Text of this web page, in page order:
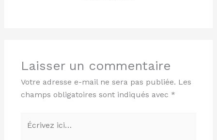
Laisser un commentaire
Votre adresse e-mail ne sera pas publiée. Les
champs obligatoires sont indiqués avec *
ici…